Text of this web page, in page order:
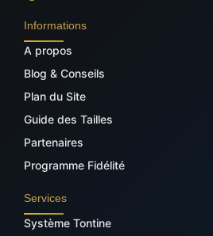
Informations
A propos
Blog & Conseils
Plan du Site
Guide des Tailles
Partenaires
Programme Fidélité
Services
Système Tontine